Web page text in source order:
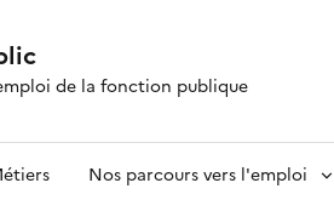
de la fonction publique
Nos parcours vers l'emploi